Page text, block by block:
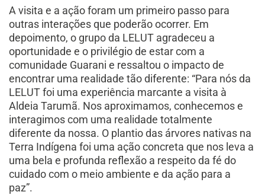
A visita e a ação foram um primeiro passo para
outras interações que poderão ocorrer. Em
depoimento, o grupo da LELUT agradeceu a
oportunidade e o privilégio de estar com a
comunidade Guarani e ressaltou o impacto de
encontrar uma realidade tão diferente: “Para nós da
LELUT foi uma experiência marcante a visita à
Aldeia Tarumã. Nos aproximamos, conhecemos e
interagimos com uma realidade totalmente
diferente da nossa. O plantio das árvores nativas na
Terra Indígena foi uma ação concreta que nos leva a
uma bela e profunda reflexão a respeito da fé do
cuidado com o meio ambiente e da ação para a
paz”.